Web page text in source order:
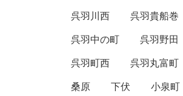
呉羽川西
呉羽貴船巻
呉羽中の町
呉羽野田
呉羽町西
呉羽丸富町
桑原
下伏 小泉町